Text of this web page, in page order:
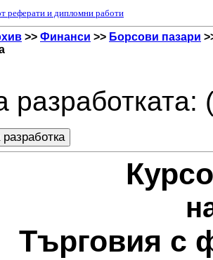
>> Финанси >> Борсови пазари
разработката:
Търговия с